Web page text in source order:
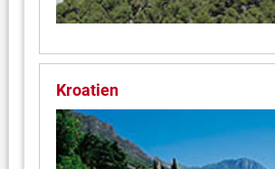
Kroatien